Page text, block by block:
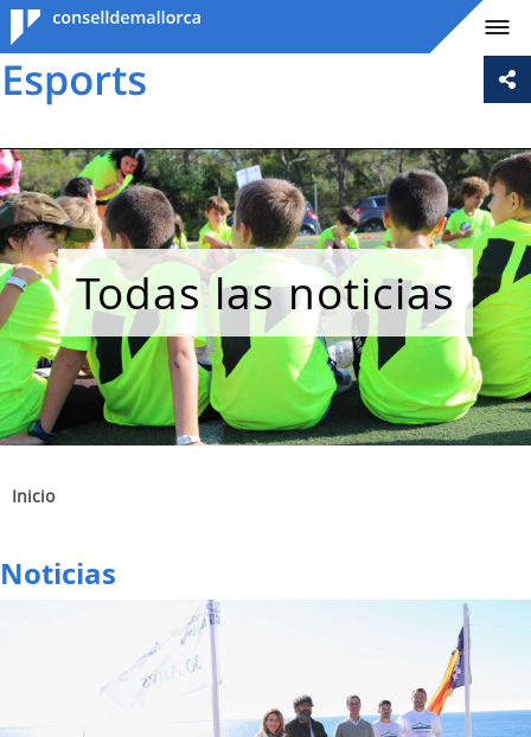
Consell de
Mallorca
Todas las noticias
Inicio
Noticias